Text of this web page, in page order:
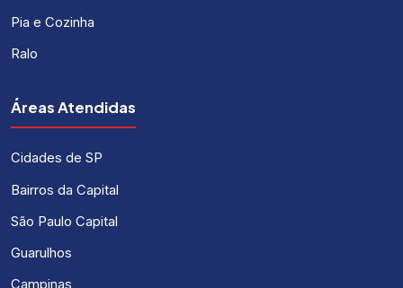
Pia e Cozinha
Ralo
Áreas Atendidas
Cidades de SP
Bairros da Capital
São Paulo Capital
Guarulhos
Campinas